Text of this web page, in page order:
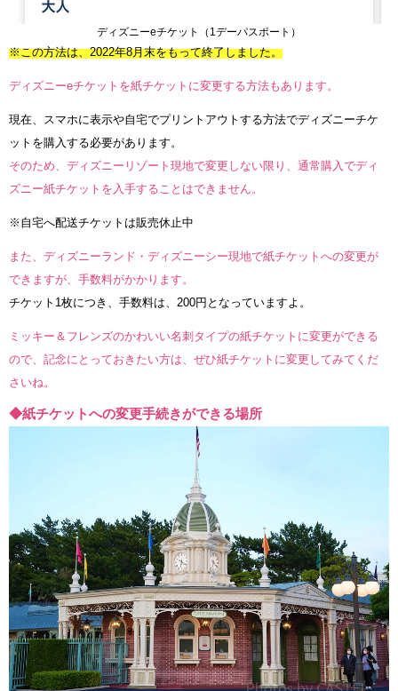
ディズニーeチケット（1デーパスポート）
※この方法は、2022年8月末をもって終了しました。
ディズニーeチケットを紙チケットに変更する方法もあります。
現在、スマホに表示や自宅でプリントアウトする方法でディズニーチケ
ットを購入する必要があります。
そのため、ディズニーリゾート現地で変更しない限り、通常購入でディ
ズニー紙チケットを入手することはできません。
※自宅へ配送チケットは販売休止中
また、ディズニーランド・ディズニーシー現地で紙チケットへの変更が
できますが、手数料がかかります。
チケット1枚につき、手数料は、200円となっていますよ。
ミッキー＆フレンズのかわいい名刺タイプの紙チケットに変更ができる
ので、記念にとっておきたい方は、ぜひ紙チケットに変更してみてくだ
さいね。
◆紙チケットへの変更手続きができる場所